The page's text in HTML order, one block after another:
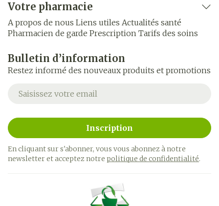
Votre pharmacie
A propos de nous Liens utiles Actualités santé
Pharmacien de garde Prescription Tarifs des soins
Bulletin d’information
Restez informé des nouveaux produits et promotions
Adresse mail
Inscription
En cliquant sur s'abonner, vous vous abonnez à notre
newsletter et acceptez notre politique de confidentialité.